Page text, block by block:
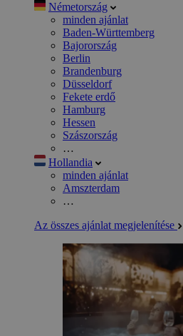
Németország
minden ajánlat
Baden-Württemberg
Bajorország
Berlin
Brandenburg
Düsseldorf
Fekete erdő
Hamburg
Hessen
Szászország
…
Hollandia
minden ajánlat
Amszterdam
…
Az összes ajánlat megjelenítése